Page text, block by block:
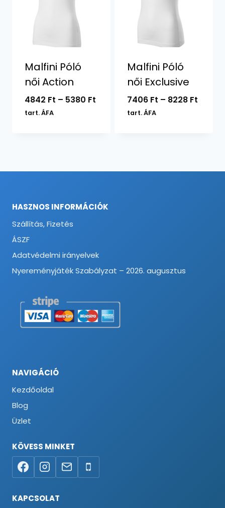
Malfini Póló
női Action
4842 Ft – 5380 FtÁrtartomány:
tart. ÁFA
Malfini Póló
női Exclusive
7406 Ft – 8228 Ft
tart. ÁFA
HASZNOS INFORMÁCIÓK
Szállítás, Fizetés
ÁSZF
Adatvédelmi irányelvek
Nyereményjáték Szabályzat – 2026. augusztus
NAVIGÁCIÓ
Kezdőoldal
Blog
Üzlet
KÖVESS MINKET
KAPCSOLAT